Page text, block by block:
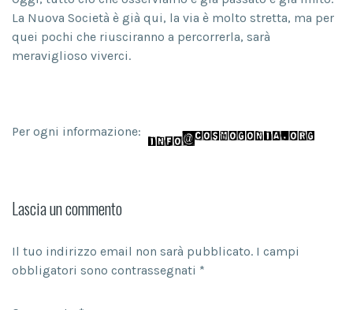
La Nuova Società è già qui, la via è molto stretta, ma per
quei pochi che riusciranno a percorrerla, sarà
meraviglioso viverci.
Per ogni informazione:
Lascia un commento
Il tuo indirizzo email non sarà pubblicato. I campi
obbligatori sono contrassegnati *